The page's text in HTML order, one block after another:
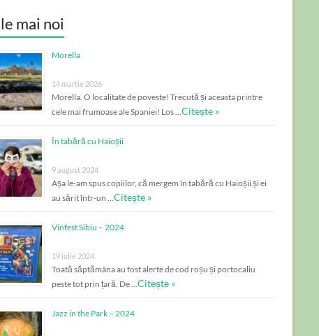
mai noi
Morella
14 martie 2026
Morella. O localitate de poveste! Trecută și aceasta printre
cele mai frumoase ale Spaniei! Los …Citește »
În tabără cu Haioșii
9 august 2024
Așa le-am spus copiilor, că mergem în tabără cu Haioșii și ei
au sărit într-un …Citește »
Vinfest Sibiu – 2024
19 iulie 2024
Toată săptămâna au fost alerte de cod roșu și portocaliu
peste tot prin țară. De …Citește »
Jazz in the Park – 2024